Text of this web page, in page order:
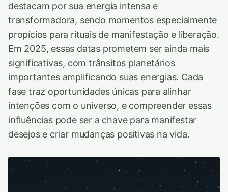
destacam por sua energia intensa e
transformadora, sendo momentos especialmente
propícios para rituais de manifestação e liberação.
Em 2025, essas datas prometem ser ainda mais
significativas, com trânsitos planetários
importantes amplificando suas energias. Cada
fase traz oportunidades únicas para alinhar
intenções com o universo, e compreender essas
influências pode ser a chave para manifestar
desejos e criar mudanças positivas na vida.